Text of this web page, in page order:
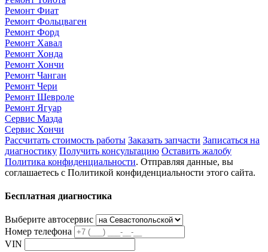
Ремонт Фиат
Ремонт Фольцваген
Ремонт Форд
Ремонт Хавал
Ремонт Хонда
Ремонт Хончи
Ремонт Чанган
Ремонт Чери
Ремонт Шевроле
Ремонт Ягуар
Сервис Мазда
Сервис Хончи
Рассчитать стоимость работы Заказать запчасти Записаться на
диагностику Получить консультацию Оставить жалобу
Политика конфиденциальности. Отправляя данные, вы
соглашаетесь с Политикой конфиденциальности этого сайта.
Бесплатная диагностика
Выберите автосервис
Номер телефона
VIN